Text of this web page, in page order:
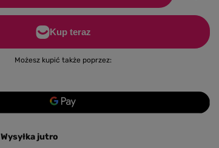
Możesz kupić także poprzez:
Wysyłka jutro